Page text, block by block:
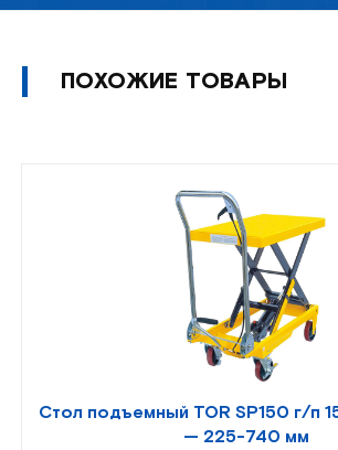
ПОХОЖИЕ ТОВАРЫ
Стол подъемный TOR SP150 г/п
— 225-740 мм